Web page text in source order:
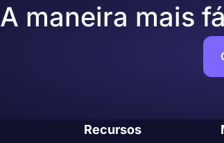
A maneira mais
Recursos